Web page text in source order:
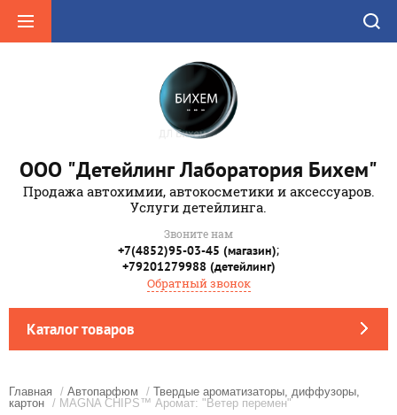
ООО "Детейлинг Лаборатория Бихем"
Продажа автохимии, автокосметики и аксессуаров.
Услуги детейлинга.
Звоните нам
+7(4852)95-03-45 (магазин);
+79201279988 (детейлинг)
Обратный звонок
Каталог товаров
Главная / Автопарфюм / Твердые ароматизаторы, диффузоры,
картон / MAGNA CHIPS™ Аромат: "Ветер перемен"